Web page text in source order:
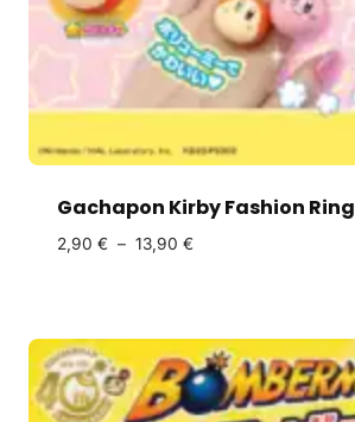
Gachapon Kirby Fashion Ring
2,90 € – 13,90 €